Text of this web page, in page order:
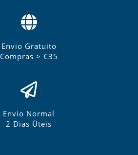
Envio Gratuito
Compras > €35
Envio Normal
2 Dias Úteis